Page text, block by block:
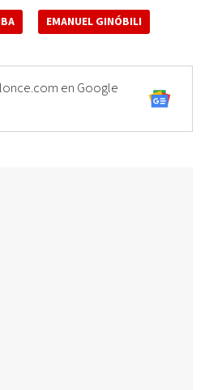
EMANUEL GINÓBILI
en Google